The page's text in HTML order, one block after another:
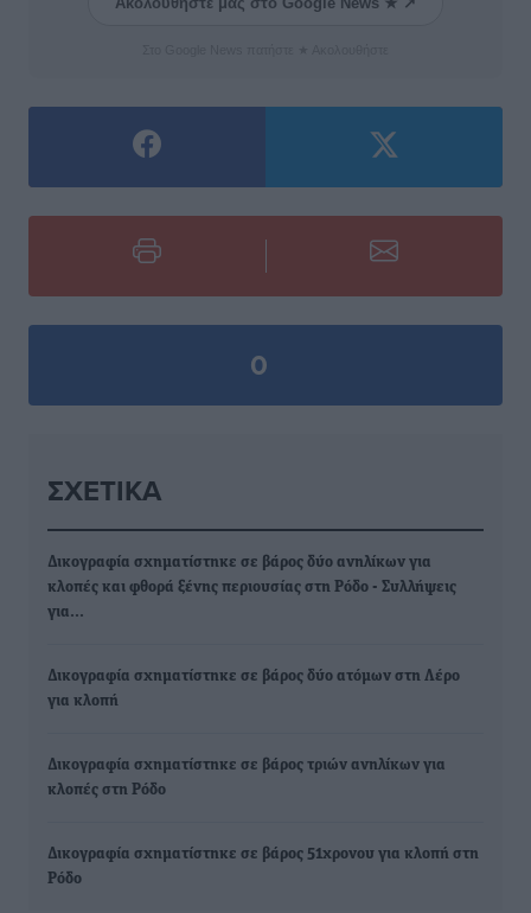
0
ΣΧΕΤΙΚΆ
Δικογραφία σχηματίστηκε σε βάρος δύο ανηλίκων για
κλοπές και φθορά ξένης περιουσίας στη Ρόδο - Συλλήψεις
για…
Δικογραφία σχηματίστηκε σε βάρος δύο ατόμων στη Λέρο
για κλοπή
Δικογραφία σχηματίστηκε σε βάρος τριών ανηλίκων για
κλοπές στη Ρόδο
Δικογραφία σχηματίστηκε σε βάρος 51χρονου για κλοπή στη
Ρόδο